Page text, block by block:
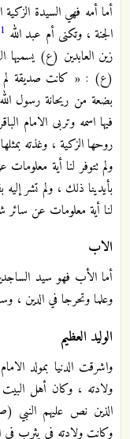
أما أمه فهي السيدة
الجنة ، وتكنى أم عبد الله 1
زين العابدين (ع) يسميها
(ع) : « كانت صديقة لم
بضعة من ريحانة رسول
فيها اسمه وتربى الامام
روحها الزكية ، وغذته
ولم تتوفر لنا أية
بأيدينا ذلك ، ولم تشر إليه
لنا أية معلومات عن سائر
الاب
أما الأب فهو سيد
وعلما وتحرجا في الدين ،
الوليد العظيم
واشرقت الدنيا بمولد
ولادته ، وكان أهل البيت
الذين نص عليهم النبي
وكانت ولادته في يثرب في